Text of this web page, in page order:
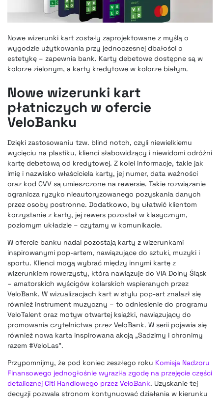
Nowe wizerunki kart zostały zaprojektowane z myślą o
wygodzie użytkowania przy jednoczesnej dbałości o
estetykę – zapewnia bank. Karty debetowe dostępne są w
kolorze zielonym, a karty kredytowe w kolorze białym.
Nowe wizerunki kart
płatniczych w ofercie
VeloBanku
Dzięki zastosowaniu tzw. blind notch, czyli niewielkiemu
wycięciu na plastiku, klienci słabowidzący i niewidomi odróżni
kartę debetową od kredytowej. Z kolei informacje, takie jak
imię i nazwisko właściciela karty, jej numer, data ważności
oraz kod CVV są umieszczone na rewersie. Takie rozwiązanie
ogranicza ryzyko nieautoryzowanego pozyskania danych
przez osoby postronne. Dodatkowo, by ułatwić klientom
korzystanie z karty, jej rewers pozostał w klasycznym,
poziomym układzie – czytamy w komunikacie.
W ofercie banku nadal pozostają karty z wizerunkami
inspirowanymi pop-artem, nawiązujące do sztuki, muzyki i
sportu. Klienci mogą wybrać między innymi kartę z
wizerunkiem rowerzysty, która nawiązuje do VIA Dolny Śląsk
– amatorskich wyścigów kolarskich wspieranych przez
VeloBank. W wizualizacjach kart w stylu pop-art znalazł się
również instrument muzyczny – to odniesienie do programu
VeloTalent oraz motyw otwartej książki, nawiązujący do
promowania czytelnictwa przez VeloBank. W serii pojawia się
również nowa karta inspirowana akcją „Sadzimy i chronimy
razem #VeloLas”.
Przypomnijmy, że pod koniec zeszłego roku Komisja Nadzoru
Finansowego jednogłośnie wyraziła zgodę na przejęcie części
detalicznej Citi Handlowego przez VeloBank. Uzyskanie tej
decyzji pozwala stronom kontynuować działania w kierunku